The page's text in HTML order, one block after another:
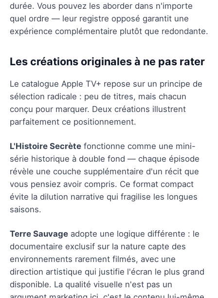
durée. Vous pouvez les aborder dans n'importe
quel ordre — leur registre opposé garantit une
expérience complémentaire plutôt que redondante.
Les créations originales à ne pas rater
Le catalogue Apple TV+ repose sur un principe de
sélection radicale : peu de titres, mais chacun
conçu pour marquer. Deux créations illustrent
parfaitement ce positionnement.
L'Histoire Secrète fonctionne comme une mini-
série historique à double fond — chaque épisode
révèle une couche supplémentaire d'un récit que
vous pensiez avoir compris. Ce format compact
évite la dilution narrative qui fragilise les longues
saisons.
Terre Sauvage adopte une logique différente : le
documentaire exclusif sur la nature capte des
environnements rarement filmés, avec une
direction artistique qui justifie l'écran le plus grand
disponible. La qualité visuelle n'est pas un